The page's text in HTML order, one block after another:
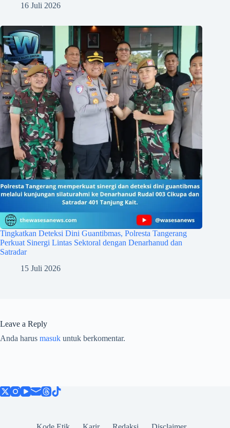
16 Juli 2026
Tingkatkan Deteksi Dini Guantibmas, Polresta Tangerang
Perkuat Sinergi Lintas Sektoral dengan Denarhanud dan
Satradar
15 Juli 2026
Leave a Reply
Anda harus masuk untuk berkomentar.